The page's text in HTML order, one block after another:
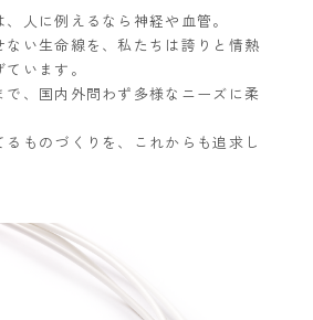
人に例えるなら神経や血管。
ない生命線を、私たちは誇りと情熱
います。
で、国内外問わず多様なニーズに柔
るものづくりを、これからも追求し